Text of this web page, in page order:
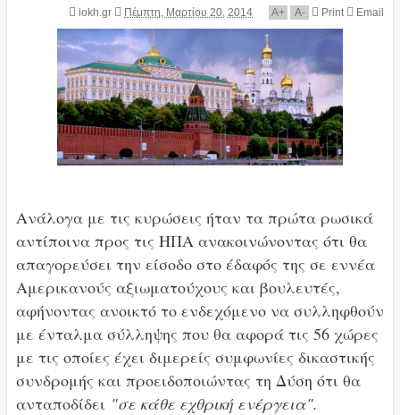
iokh.gr Πέμπτη, Μαρτίου 20, 2014 A+ A- Print Email
Aνάλογα με τις κυρώσεις ήταν τα πρώτα ρωσικά
αντίποινα προς τις ΗΠΑ ανακοινώνοντας ότι θα
απαγορεύσει την είσοδο στο έδαφός της σε εννέα
Αμερικανούς αξιωματούχους και βουλευτές,
αφήνοντας ανοικτό το ενδεχόμενο να συλληφθούν
με ένταλμα σύλληψης που θα αφορά τις 56 χώρες
με τις οποίες έχει διμερείς συμφωνίες δικαστικής
συνδρομής και προειδοποιώντας τη Δύση ότι θα
ανταποδίδει "σε κάθε εχθρική ενέργεια".